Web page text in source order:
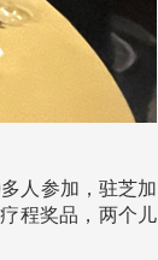
人参加，驻芝加
程奖品，两个儿